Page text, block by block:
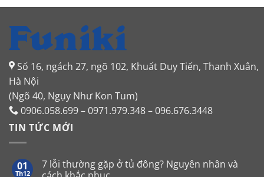
10.100.000. 10.900.000.
Số 16, ngách 27, ngõ 102, Khuất Duy Tiến, Thanh Xuân,
Hà Nội
(Ngõ 40, Ngụy Như Kon Tum)
0906.058.699 – 0971.979.348 – 096.676.3448
TIN TỨC MỚI
01
Th12
7 lỗi thường gặp ở tủ đông? Nguyên nhân và